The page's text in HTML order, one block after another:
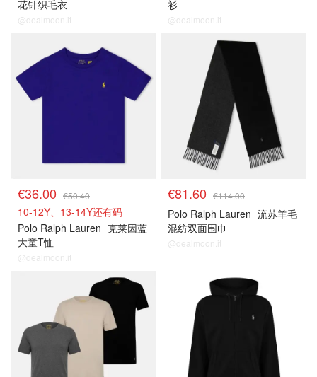
花针织毛衣
@dealmoon.it
衫
@dealmoon.it
€36.00 €50.40
10-12Y、13-14Y还有码
Polo Ralph Lauren 克莱因蓝
大童T恤
@dealmoon.it
€81.60 €114.00
Polo Ralph Lauren 流苏羊毛
混纺双面围巾
@dealmoon.it